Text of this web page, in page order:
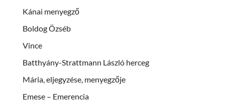
Kánai menyegző
Boldog Özséb
Vince
Batthyány-Strattmann László herceg
Mária, eljegyzése, menyegzője
Emese – Emerencia